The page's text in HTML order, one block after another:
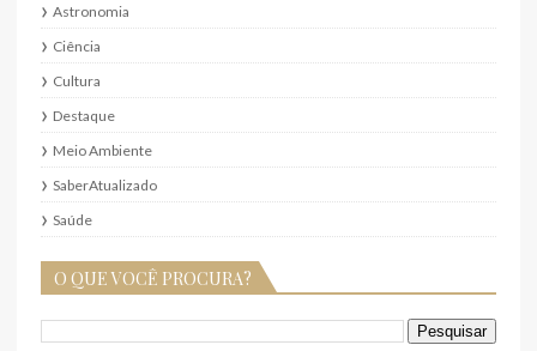
Astronomia
Ciência
Cultura
Destaque
Meio Ambiente
SaberAtualizado
Saúde
O QUE VOCÊ PROCURA?